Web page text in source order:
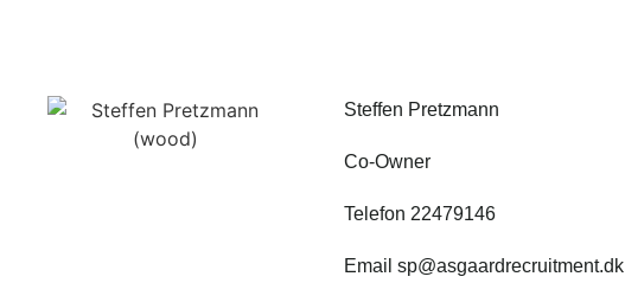
Steffen Pretzmann
Co-Owner
Telefon 22479146
Email sp@asgaardrecruitment.dk